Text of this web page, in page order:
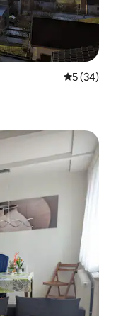
レビュー
5 (34)